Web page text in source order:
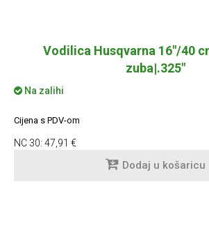
Vodilica Husqvarna 16"/40
zuba|.325"
Na zalihi
Cijena s PDV-om
NC 30: 47,91 €
Dodaj u košaricu